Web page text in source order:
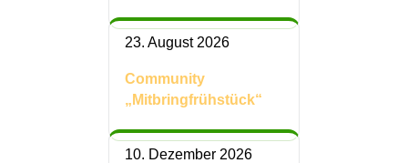
23. August 2026
Community
„Mitbringfrühstück“
10. Dezember 2026